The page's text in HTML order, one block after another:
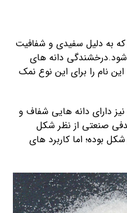
به دلیل سفیدی و شفافیت
دانه های
نام را برای این نوع نمک
دارای دانه هایی شفاف و
صنعتی از نظر شکل
بوده؛ اما کاربرد های